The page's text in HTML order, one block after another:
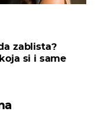
zablista?
si i same